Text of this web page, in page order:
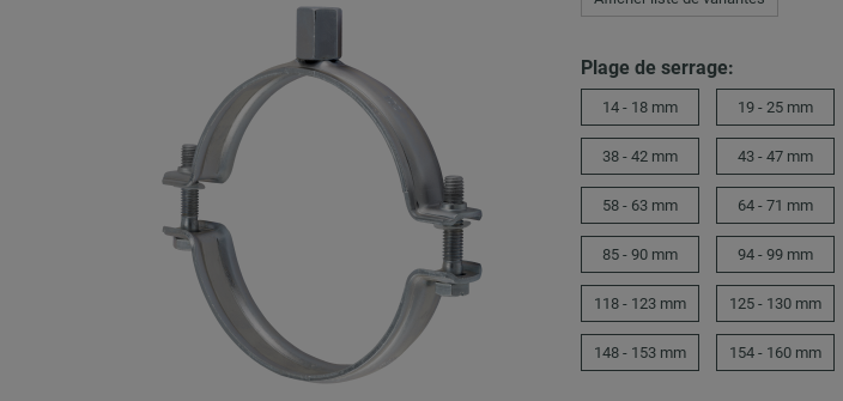
Plage de serrage:
14 - 18 mm 19 - 25 mm
38 - 42 mm 43 - 47 mm
58 - 63 mm 64 - 71 mm
85 - 90 mm 94 - 99 mm
118 - 123 mm 125 - 130 mm
148 - 153 mm 154 - 160 mm